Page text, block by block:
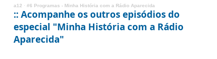
a12 · #6 Programas - Minha História com a Rádio Aparecida
:: Acompanhe os outros episódios do
especial "Minha História com a Rádio
Aparecida"